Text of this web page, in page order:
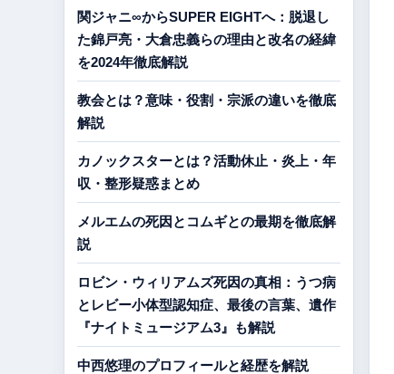
関ジャニ∞からSUPER EIGHTへ：脱退し
た錦戸亮・大倉忠義らの理由と改名の経緯
を2024年徹底解説
教会とは？意味・役割・宗派の違いを徹底
解説
カノックスターとは？活動休止・炎上・年
収・整形疑惑まとめ
メルエムの死因とコムギとの最期を徹底解
説
ロビン・ウィリアムズ死因の真相：うつ病
とレビー小体型認知症、最後の言葉、遺作
『ナイトミュージアム3』も解説
中西悠理のプロフィールと経歴を解説